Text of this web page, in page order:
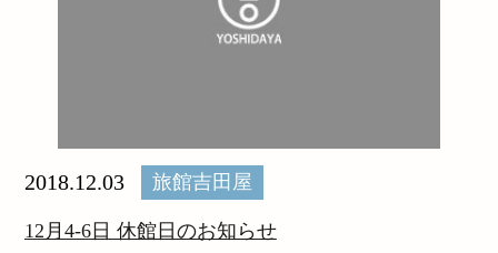
2018.12.03 旅館吉田屋
12月4-6日 休館日のお知らせ